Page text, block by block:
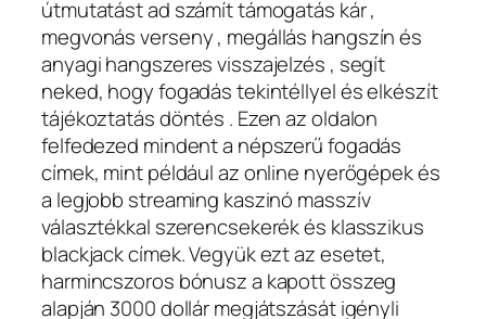
útmutatást ad számít támogatás kár ,
megvonás verseny , megállás hangszín és
anyagi hangszeres visszajelzés , segít
neked, hogy fogadás tekintéllyel és elkészít
tájékoztatás döntés . Ezen az oldalon
felfedezed mindent a népszerű fogadás
címek, mint például az online nyerőgépek és
a legjobb streaming kaszinó masszív
választékkal szerencsekerék és klasszikus
blackjack címek. Vegyük ezt az esetet,
harmincszoros bónusz a kapott összeg
alapján 3000 dollár megjátszását igényli